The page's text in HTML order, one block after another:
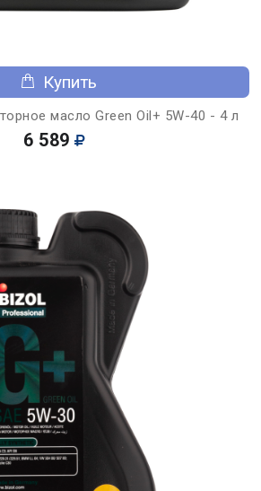
Купить
масло Green Oil+ 5W-40 - 4 л
6 589